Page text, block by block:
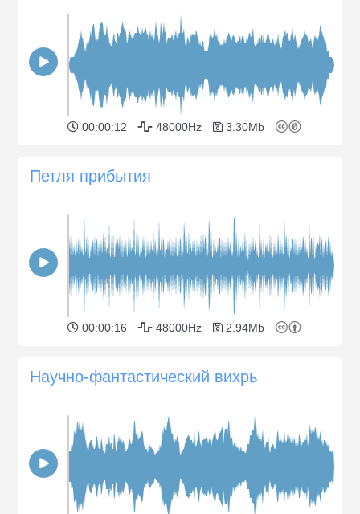
00:00:12 48000Hz 3.30Mb
Петля прибытия
00:00:16 48000Hz 2.94Mb
Научно-фантастический вихрь